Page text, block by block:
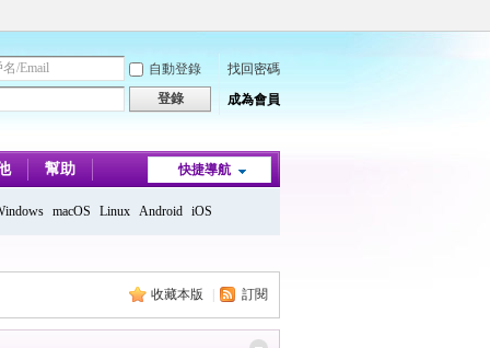
自動登錄
找回密碼
登錄 成為會員
快捷導航
幫助
macOS Linux Android iOS
收藏本版 訂閱